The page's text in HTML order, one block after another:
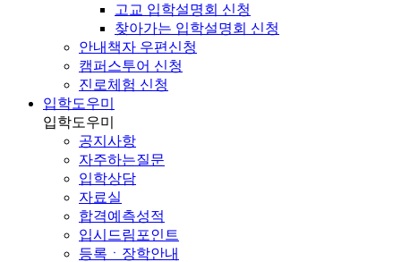
고교 입학설명회 신청
찾아가는 입학설명회 신청
안내책자 우편신청
캠퍼스투어 신청
진로체험 신청
입학도우미
입학도우미
공지사항
자주하는질문
입학상담
자료실
합격예측성적
입시드림포인트
등록ㆍ장학안내